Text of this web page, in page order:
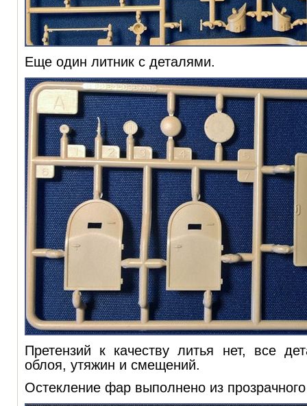
Еще один литник с деталями.
Претензий к качеству литья нет, все
облоя, утяжин и смещений.
Остекление фар выполнено из